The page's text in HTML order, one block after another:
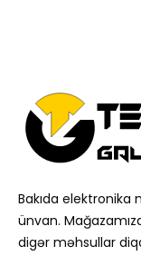
Bakıda elektronika
ünvan.
digər məhsullar